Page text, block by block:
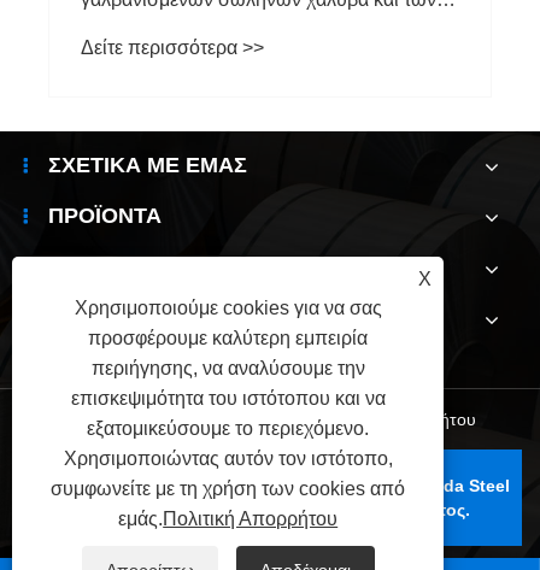
Δείτε περισσότερα >>
ΣΧΕΤΙΚΆ ΜΕ ΕΜΆΣ
ΠΡΟΪΌΝΤΑ
ΕΠΙΚΟΙΝΩΝΉΣΤΕ ΜΑΖΊ ΜΑΣ
Links Sitemap Πολιτική Απορρήτου
Πνευματικά δικαιώματα © 2025 Wuxi Jianbanghaoda Steel
Co., Ltd. Με την επιφύλαξη παντός δικαιώματος.
X
Χρησιμοποιούμε cookies για να σας
προσφέρουμε καλύτερη εμπειρία
περιήγησης, να αναλύσουμε την
επισκεψιμότητα του ιστότοπου και να
εξατομικεύσουμε το περιεχόμενο.
Χρησιμοποιώντας αυτόν τον ιστότοπο,
συμφωνείτε με τη χρήση των cookies από
εμάς.Πολιτική Απορρήτου